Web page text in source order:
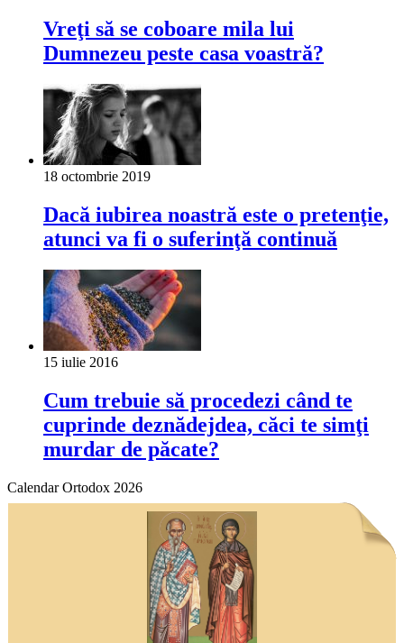
Vreţi să se coboare mila lui
Dumnezeu peste casa voastră?
18 octombrie 2019
Dacă iubirea noastră este o pretenţie,
atunci va fi o suferinţă continuă
15 iulie 2016
Cum trebuie să procedezi când te
cuprinde deznădejdea, căci te simţi
murdar de păcate?
Calendar Ortodox 2026